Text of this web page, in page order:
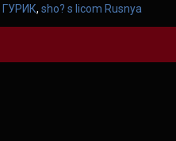
ГУРИК, sho? s licom Rusnya